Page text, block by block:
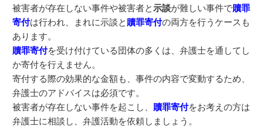
被害者が存在しない事件や被害者と示談が難しい事件で贖罪
寄付は行われ、まれに示談と 贖罪寄付の両方を行うケースも
あります。
贖罪寄付を受け付けている団体の多くは、弁護士を通してし
か寄付を行えません。
寄付する際の効果的な金額も、事件の内容で変動するため、
弁護士のアドバイスは必須です。
被害者が存在しない事件を起こし、 贖罪寄付をお考えの方は
弁護士に相談し、弁護活動を依頼しましょう。